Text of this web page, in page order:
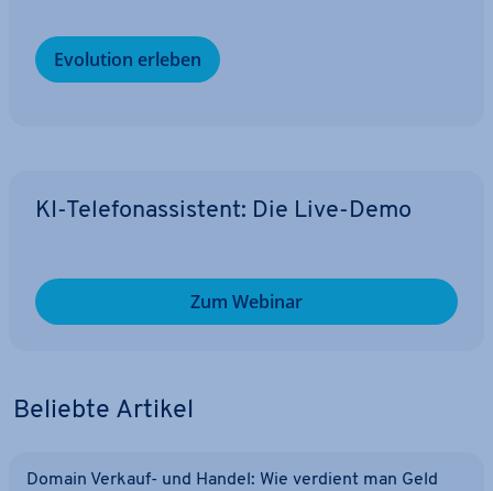
Evolution erleben
KI-Te­le­fon­as­sis­tent: Die Live-Demo
Zum Webinar
Beliebte Artikel
Domain Verkauf- und Handel: Wie verdient man Geld